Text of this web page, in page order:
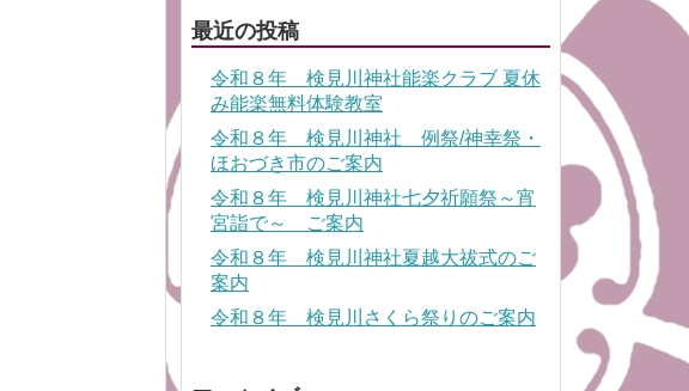
最近の投稿
令和８年 検見川神社能楽クラブ 夏休
み能楽無料体験教室
令和８年 検見川神社 例祭/神幸祭・
ほおづき市のご案内
令和８年 検見川神社七夕祈願祭～宵
宮詣で～ ご案内
令和８年 検見川神社夏越大祓式のご
案内
令和８年 検見川さくら祭りのご案内